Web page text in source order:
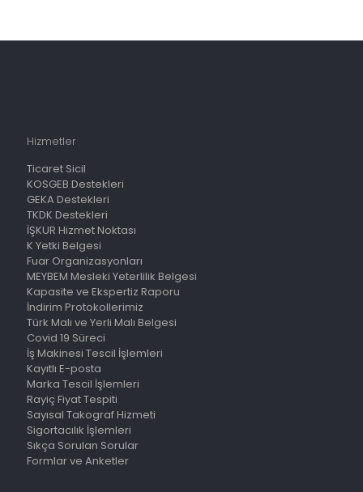
Hizmetler
Ticaret Sicil
KOSGEB Destekleri
GEKA Destekleri
TKDK Destekleri
İŞKUR Hizmet Noktası
K Yetki Belgesi
Fuar Organizasyonları
MEYBEM Mesleki Yeterlilik Belgesi
Kapasite ve Ekspertiz Raporu
İndirim Protokollerimiz
Türk Malı ve Yerli Malı Belgesi
Covid 19 Süreci
İş Makinesi Tescil İşlemleri
Kayıtlı E-posta
Marka Tescil İşlemleri
Rayiç Fiyat Tespiti
Sayısal Takograf Hizmeti
Sigortacılık İşlemleri
Sıkça Sorulan Sorular
Formlar ve Anketler